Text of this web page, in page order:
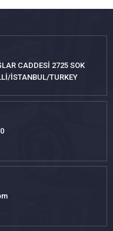
İSTANBUL/TURKEY